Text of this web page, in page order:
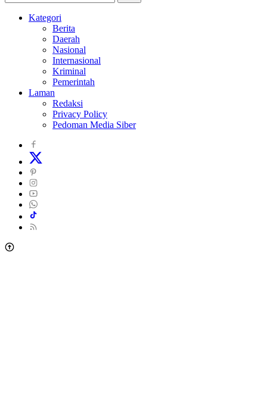
Kategori
Berita
Daerah
Nasional
Internasional
Kriminal
Pemerintah
Laman
Redaksi
Privacy Policy
Pedoman Media Siber